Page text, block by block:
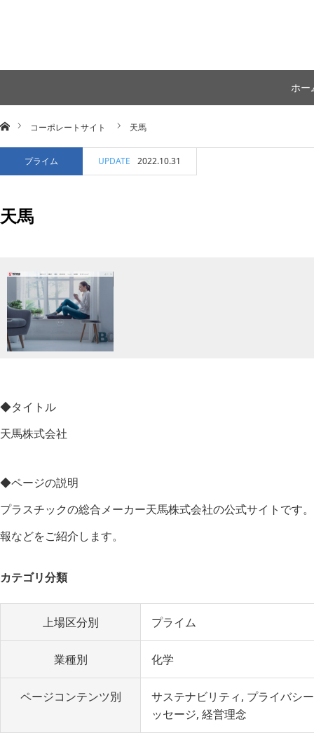
ホー
ホームコーポレートサイト 天馬
プライム UPDATE 2022.10.31
天馬
◆タイトル
天馬株式会社
◆ページの説明
プラスチックの総合メーカー天馬株式会社の公式サイトです
報などをご紹介します。
カテゴリ分類
上場区分別 プライム
業種別 化学
ページコンテンツ別 サステナビリティ プライバシ
ッセージ 経営理念